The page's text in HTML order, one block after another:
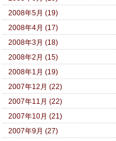
2008年5月 (19)
2008年4月 (17)
2008年3月 (18)
2008年2月 (15)
2008年1月 (19)
2007年12月 (22)
2007年11月 (22)
2007年10月 (21)
2007年9月 (27)